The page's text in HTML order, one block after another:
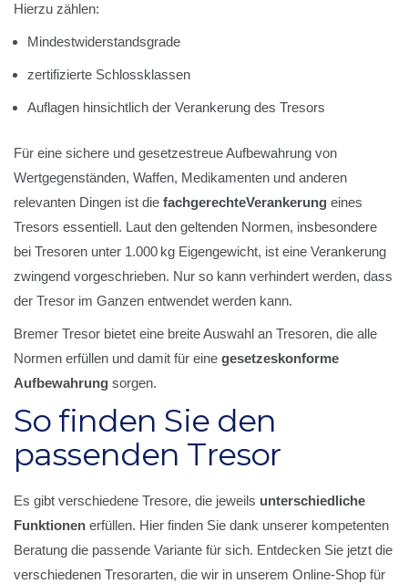
Hierzu zählen:
Mindestwiderstandsgrade
zertifizierte Schlossklassen
Auflagen hinsichtlich der Verankerung des Tresors
Für eine sichere und gesetzestreue Aufbewahrung von
Wertgegenständen, Waffen, Medikamenten und anderen
relevanten Dingen ist die fachgerechteVerankerung eines
Tresors essentiell. Laut den geltenden Normen, insbesondere
bei Tresoren unter 1.000 kg Eigengewicht, ist eine Verankerung
zwingend vorgeschrieben. Nur so kann verhindert werden, dass
der Tresor im Ganzen entwendet werden kann.
Bremer Tresor bietet eine breite Auswahl an Tresoren, die alle
Normen erfüllen und damit für eine gesetzeskonforme
Aufbewahrung sorgen.
So finden Sie den
passenden Tresor
Es gibt verschiedene Tresore, die jeweils unterschiedliche
Funktionen erfüllen. Hier finden Sie dank unserer kompetenten
Beratung die passende Variante für sich. Entdecken Sie jetzt die
verschiedenen Tresorarten, die wir in unserem Online-Shop für